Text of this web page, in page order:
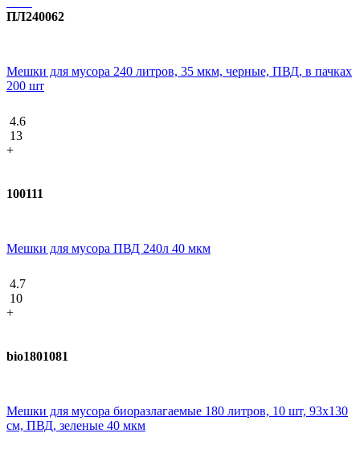
ПЛ240062
Мешки для мусора 240 литров, 35 мкм, черные, ПВД, в пачках
200 шт
4.6
13
+
100111
Мешки для мусора ПВД 240л 40 мкм
4.7
10
+
bio1801081
Мешки для мусора биоразлагаемые 180 литров, 10 шт, 93х130
см, ПВД, зеленые 40 мкм